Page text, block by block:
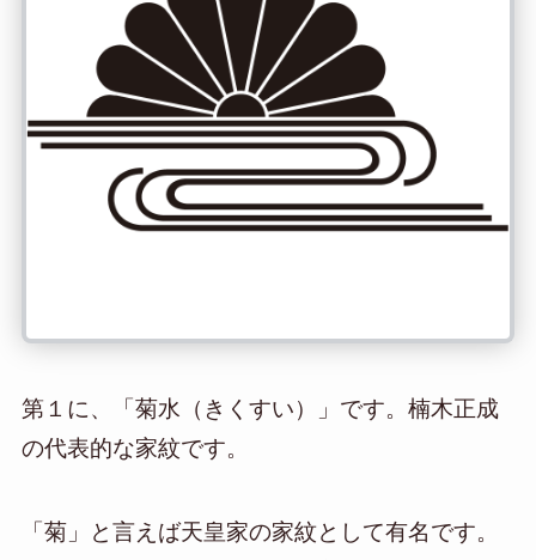
第１に、「菊水（きくすい）」です。楠木正成
の代表的な家紋です。
「菊」と言えば天皇家の家紋として有名です。